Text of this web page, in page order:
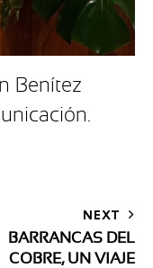
Benítez
NEXT
BARRANCAS DEL
COBRE, UN VIAJE